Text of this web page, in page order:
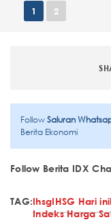
1 2
FollowSaluran
Berita Ekonomi
Follow Berita IDX
TAG:IhsgIHSG Hari ini
Indeks Harga